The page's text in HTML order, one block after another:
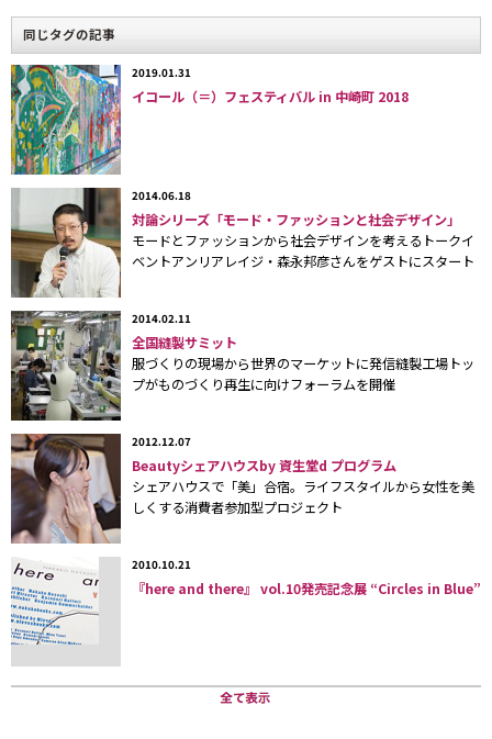
愛した僕」、「言の葉を纏う」という文字を、名古屋の有松絞り
という伝統的な手法で滲ませ、言葉の持つ意味を、視覚的に表現
することにチャレンジした。
「いろんな無理をお願いした名古屋の有松絞りの職人さんが、
『こんな注文はめったにないから職人として幸せ』と言ってくだ
さったのには感動しました。つくづく、伝統工芸を打ち破ったも
のをつくりたいな、と思いました」（アグリさん）。
もっとも大変だったのは、シルクオーガンジーや麻、コットン
など、それぞれの素材の良さを逸脱しない範囲の薄くて軽い触感
を保ちつつ染織することだったとか。
「もともと本を読むのが好き」というデザイナーが表現したか
ったのは、はかなくも強さをもった女性。
「ネガティブな話のなかに、ポジティブな単語を見つけたんで
す」と言うように、輪郭をぼかしたり滲ませたりなど、細かなデ
ィテールには、軽さとヒネリが同居する、東京のストリートファ
ッションの原動力のようなものが感じられた。
ちなみに、インビテーションには、しおりが挟まれた文庫本の
ようなノートブックが同封されていた。
取材／文：『ＡＣＲＯＳＳ』編集部
同じタグの記事
2019.01.31
イコール（＝）フェスティバル in 中崎町 2018
2014.06.18
対論シリーズ「モード・ファッションと社会デザイン」
モードとファッションから社会デザインを考えるトークイ
ベントアンリアレイジ・森永邦彦さんをゲストにスタート
2014.02.11
全国縫製サミット
服づくりの現場から世界のマーケットに発信縫製工場トッ
プがものづくり再生に向けフォーラムを開催
2012.12.07
Beautyシェアハウスby 資生堂d プログラム
シェアハウスで「美」合宿。ライフスタイルから女性を美
しくする消費者参加型プロジェクト
2010.10.21
『here and there』 vol.10発売記念展 “Circles in Blue”